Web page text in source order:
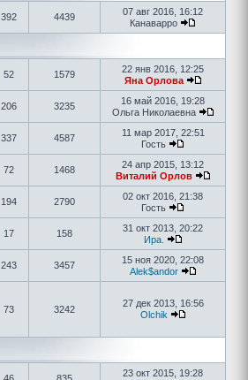
392 4439
07 авг 2016, 16:12
Канаварро
52 1579
22 янв 2016, 12:25
Яна Орлова
206 3235
16 май 2016, 19:28
Ольга Николаевна
337 4587
11 мар 2017, 22:51
Гость
72 1468
24 апр 2015, 13:12
Виталий Орлов
194 2790
02 окт 2016, 21:38
Гость
17 158
31 окт 2013, 20:22
Ира.
243 3457
15 ноя 2020, 22:08
Alek$andor
73 3242
27 дек 2013, 16:56
Olchik
23 окт 2015, 19:28